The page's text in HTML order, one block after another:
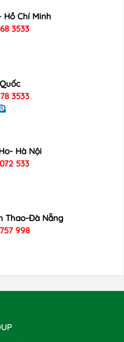
Hồ Chí Minh
3533
3533
Hà Nội
533
Thao-Đà Nẵng
998